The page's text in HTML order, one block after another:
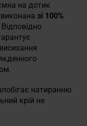
на дотик
зі 100%
Відповідно
натиранню
крій не